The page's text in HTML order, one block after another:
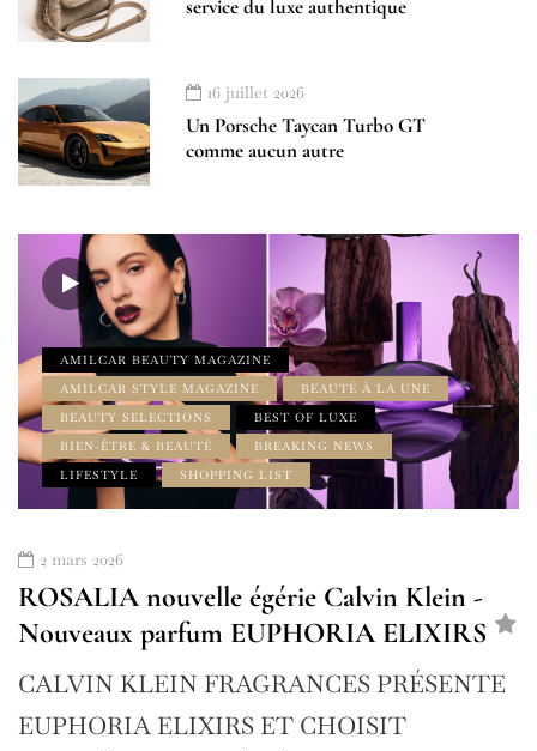
service du luxe authentique
16 juillet 2026
Un Porsche Taycan Turbo GT
comme aucun autre
AMILCAR BEAUTY MAGAZINE
AMILCAR STYLE MAGAZINE
BEAUTÉ À LA UNE
BEAUTY SELECTIONS
BEST OF LUXE
BIEN-ÊTRE & BEAUTÉ
BREAKING NEWS
LIFESTYLE
SHOPPING LIST
2 mars 2026
ROSALIA nouvelle égérie Calvin Klein -
Nouveaux parfum EUPHORIA ELIXIRS
CALVIN KLEIN FRAGRANCES PRÉSENTE
EUPHORIA ELIXIRS ET CHOISIT